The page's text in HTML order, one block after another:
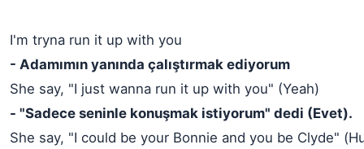
I'm tryna run it up with you
- Adamımın yanında çalıştırmak ediyorum
She say, "I just wanna run it up with you" (Yeah)
- "Sadece seninle konuşmak istiyorum" dedi (Evet).
She say, "I could be your Bonnie and you be Clyde"